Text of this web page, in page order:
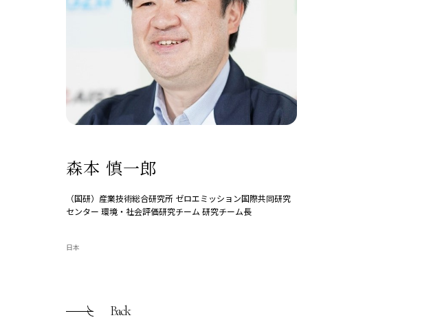
森本 慎一郎
（国研）産業技術総合研究所 ゼロエミッション国際共同研究
センター 環境・社会評価研究チーム 研究チーム長
日本
Back